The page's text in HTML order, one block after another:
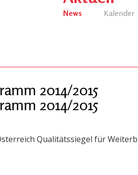
News Kalender
2014/2015
2014/2015
Qualitätssiegel für